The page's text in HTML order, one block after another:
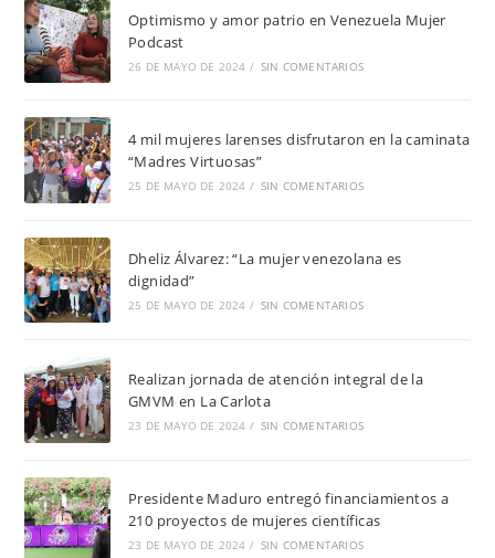
Optimismo y amor patrio en Venezuela Mujer
Podcast
26 DE MAYO DE 2024 / SIN COMENTARIOS
4 mil mujeres larenses disfrutaron en la caminata
“Madres Virtuosas”
25 DE MAYO DE 2024 / SIN COMENTARIOS
Dheliz Álvarez: “La mujer venezolana es
dignidad”
25 DE MAYO DE 2024 / SIN COMENTARIOS
Realizan jornada de atención integral de la
GMVM en La Carlota
23 DE MAYO DE 2024 / SIN COMENTARIOS
Presidente Maduro entregó financiamientos a
210 proyectos de mujeres científicas
23 DE MAYO DE 2024 / SIN COMENTARIOS